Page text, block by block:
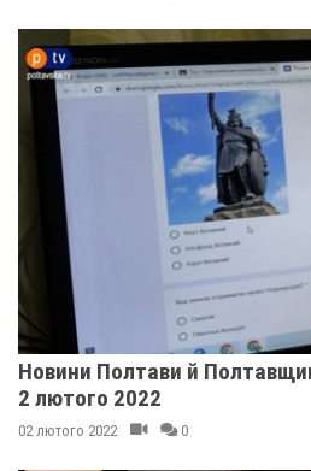
Новини Полтави й
2 лютого 2022
02 лютого 2022 0